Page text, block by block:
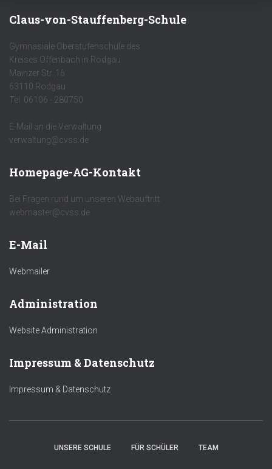
Claus-von-Stauffenberg-Schule
Gymnasiale Oberstufenschule des
Kreises Offenbach in Rodgau
Mainzer Str. 16
63110 Rodgau
Tel. 06106 - 280750
E-Mail an die Verwaltung:
verwaltung@cvss.de
Homepage-AG-Kontakt
Bei Fragen rund um unseren Webauftritt:
webmaster@cvss.de
E-Mail
Webmailer
Administration
Website Administration
Impressum & Datenschutz
Impressum & Datenschutz
UNSERE SCHULE FÜR SCHÜLER TEAM